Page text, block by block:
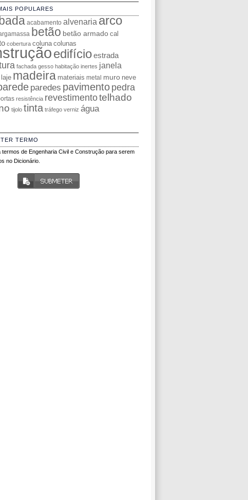
POPULARES
acabamento alvenariaarco
betão betão armado cal
cobertura coluna colunas
edifício estrada
fachada gesso habitação inertes janela
laje madeira materiais metal muro neve
paredes pavimento pedra
resistência revestimentotelhado
tijolo tinta tráfego verniz água
TERMO
termos de Engenharia Civil e Construção para serem
no Dicionário.